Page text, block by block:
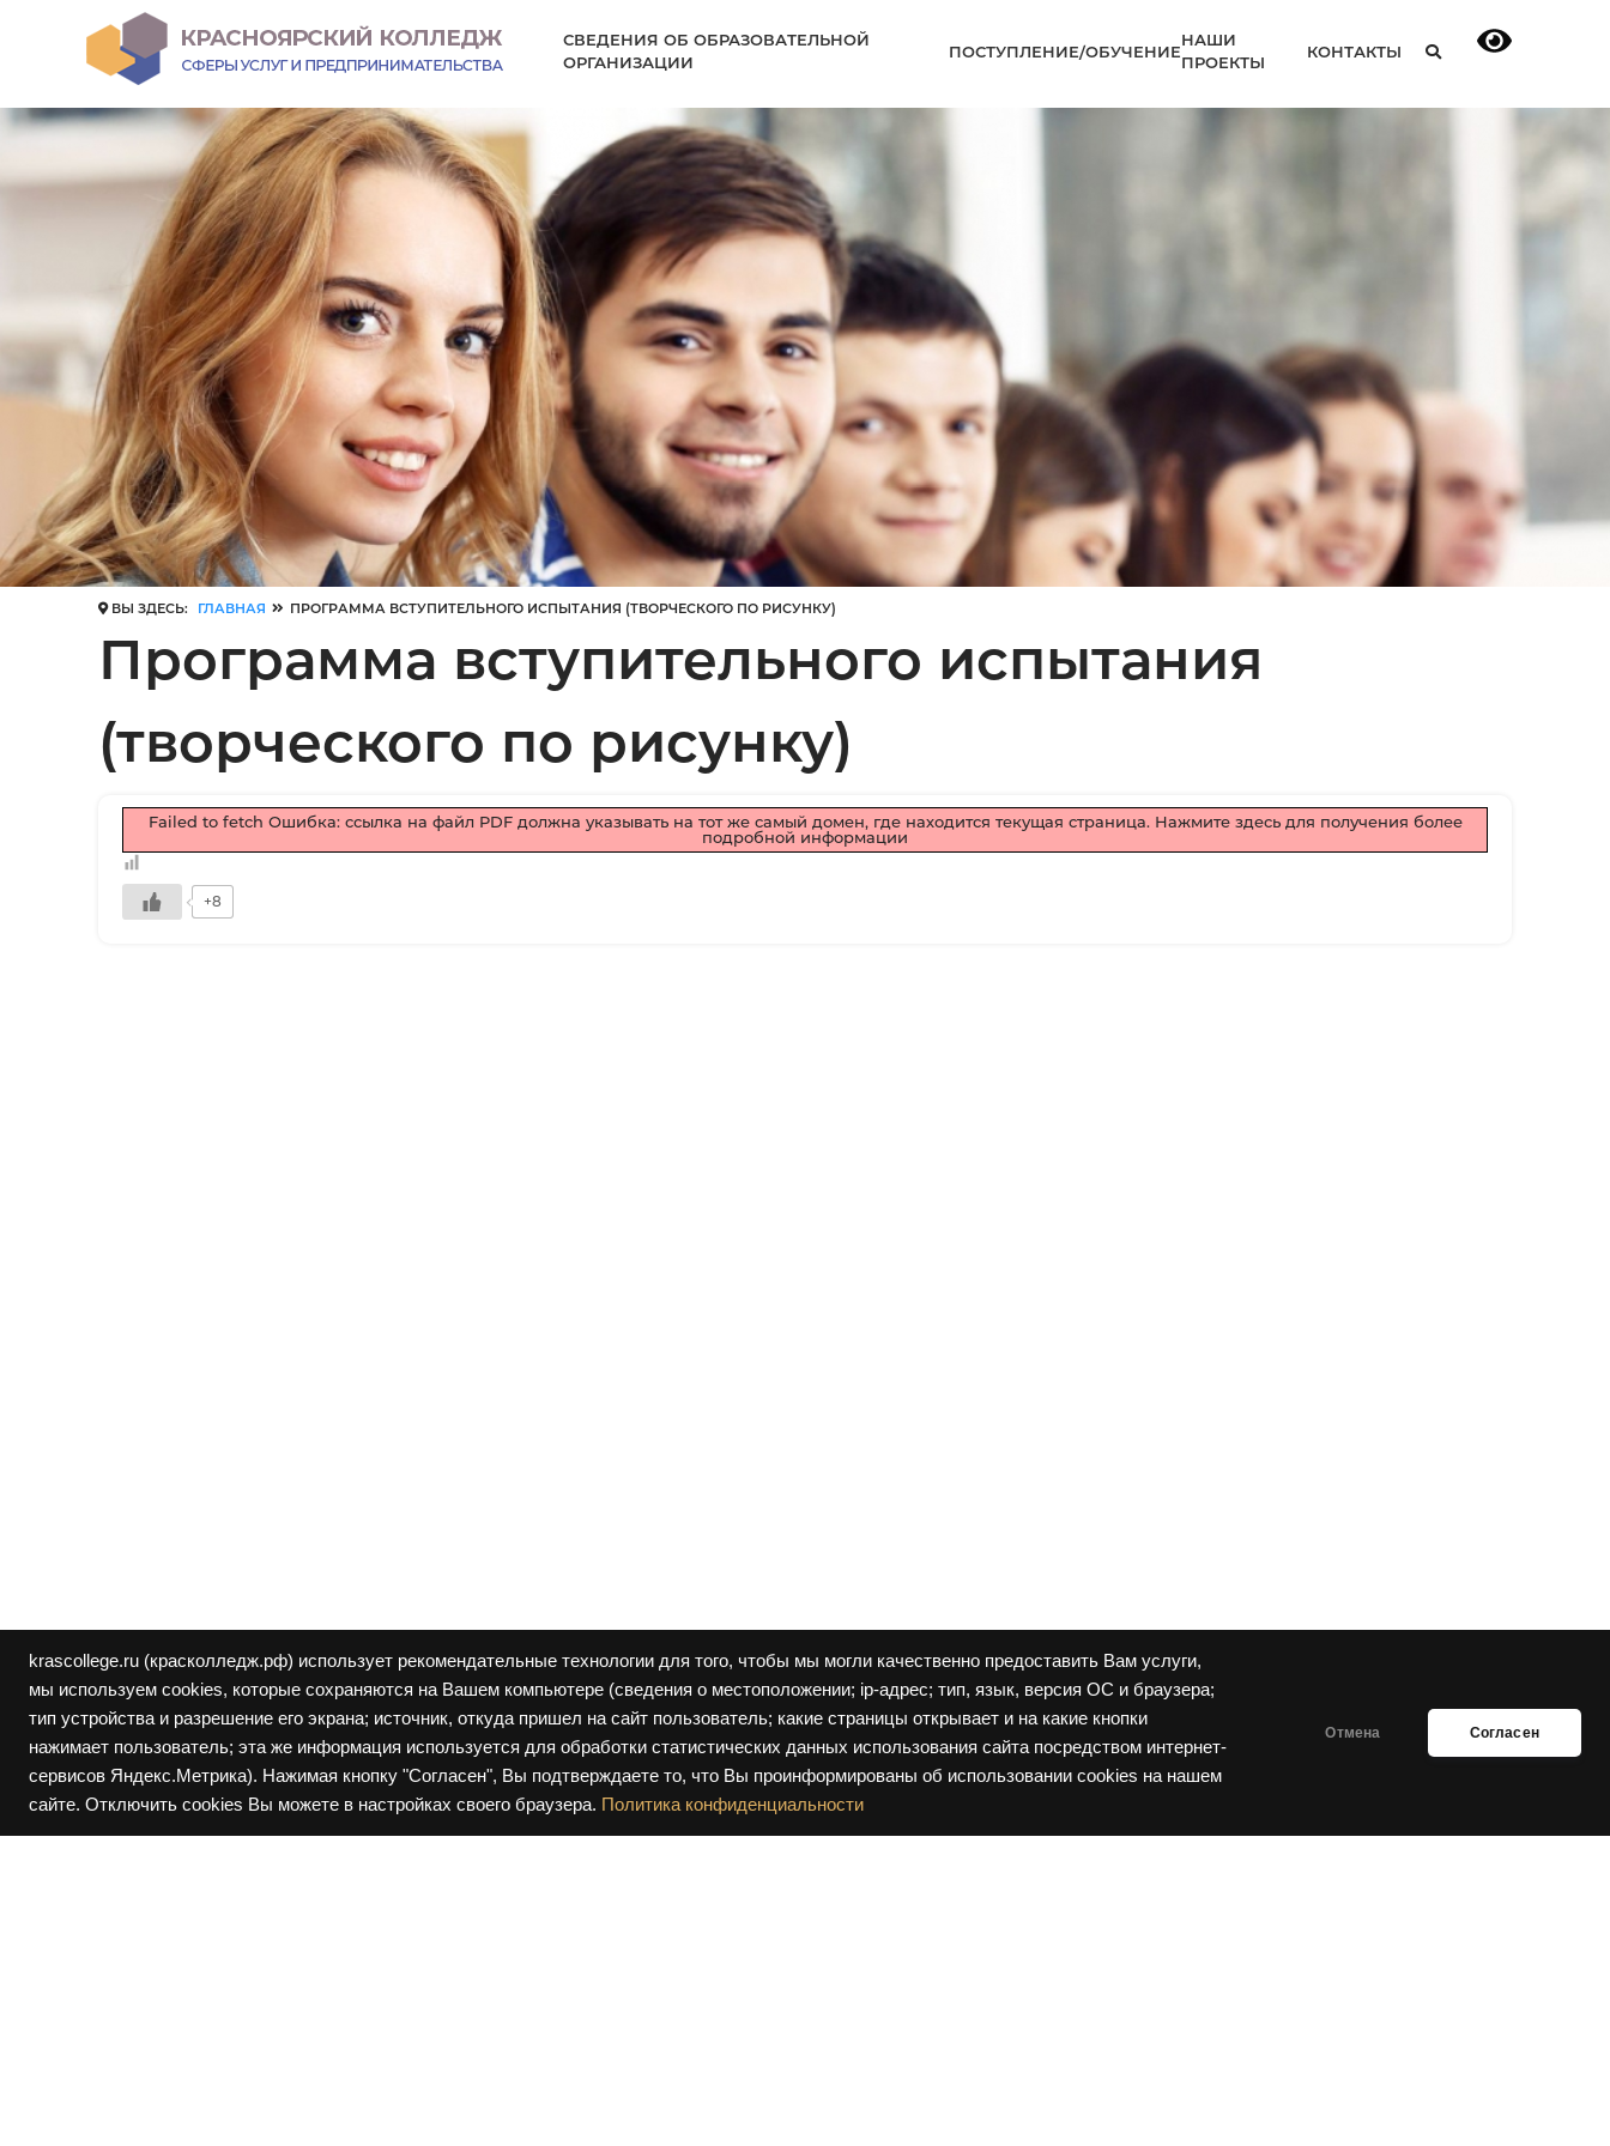
krascollege.ru (красколледж.рф) использует рекомендательные технологии для того, чтобы мы могли качественно предоставить Вам услуги,
мы используем cookies, которые сохраняются на Вашем компьютере (сведения о местоположении; ip-адрес; тип, язык, версия ОС и браузера;
тип устройства и разрешение его экрана; источник, откуда пришел на сайт пользователь; какие страницы открывает и на какие кнопки
нажимает пользователь; эта же информация используется для обработки статистических данных использования сайта посредством интернет-
сервисов Яндекс.Метрика). Нажимая кнопку "Согласен", Вы подтверждаете то, что Вы проинформированы об использовании cookies на нашем
сайте. Отключить cookies Вы можете в настройках своего браузера. Политика конфиденциальности
Отмена Согласен
СВЕДЕНИЯ ОБ ОБРАЗОВАТЕЛЬНОЙ
ОРГАНИЗАЦИИ
ПОСТУПЛЕНИЕ/ОБУЧЕНИЕ
НАШИ
ПРОЕКТЫ
КОНТАКТЫ
ВЫ ЗДЕСЬ: ГЛАВНАЯ ПРОГРАММА ВСТУПИТЕЛЬНОГО ИСПЫТАНИЯ (ТВОРЧЕСКОГО ПО РИСУНКУ)
Программа вступительного испытания
(творческого по рисунку)
Failed to fetch Ошибка: ссылка на файл PDF должна указывать на тот же самый домен, где находится текущая страница. Нажмите здесь для получения более
подробной информации
+8